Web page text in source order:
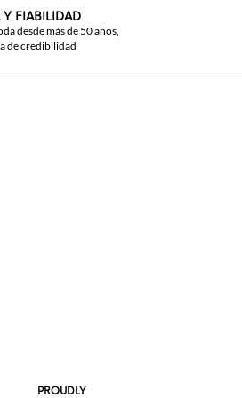
Y FIABILIDAD
desde más de 50 años,
de credibilidad
PROUDLY